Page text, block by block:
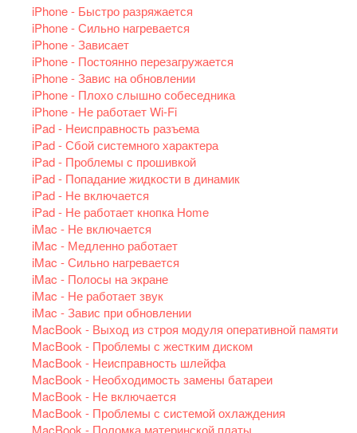
iPhone - Быстро разряжается
iPhone - Сильно нагревается
iPhone - Зависает
iPhone - Постоянно перезагружается
iPhone - Завис на обновлении
iPhone - Плохо слышно собеседника
iPhone - Не работает Wi-Fi
iPad - Неисправность разъема
iPad - Сбой системного характера
iPad - Проблемы с прошивкой
iPad - Попадание жидкости в динамик
iPad - Не включается
iPad - Не работает кнопка Home
iMac - Не включается
iMac - Медленно работает
iMac - Сильно нагревается
iMac - Полосы на экране
iMac - Не работает звук
iMac - Завис при обновлении
MacBook - Выход из строя модуля оперативной памяти
MacBook - Проблемы с жестким диском
MacBook - Неисправность шлейфа
MacBook - Необходимость замены батареи
MacBook - Не включается
MacBook - Проблемы с системой охлаждения
MacBook - Поломка материнской платы